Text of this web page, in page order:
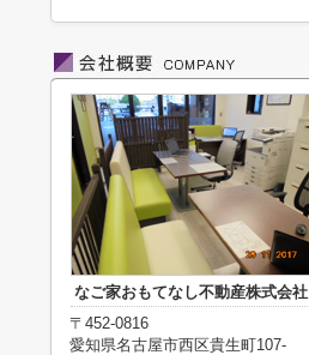
なご家おもてなし不動産株式会社
〒452-0816
愛知県名古屋市西区貴生町107-